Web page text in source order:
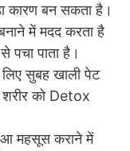
कारण बन सकता है।
में मदद करता है
पचा पाता है।
सुबह खाली पेट
शरीर को Detox
महसूस कराने में